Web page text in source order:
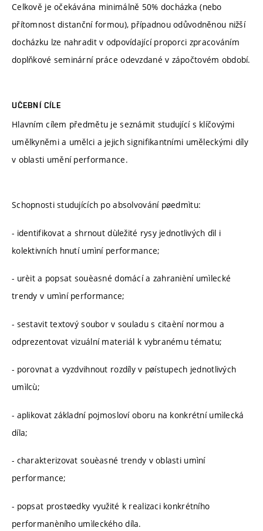
Celkově je očekávána minimálně 50% docházka (nebo
přítomnost distanční formou), případnou odůvodněnou nižší
docházku lze nahradit v odpovídající proporci zpracováním
doplňkové seminární práce odevzdané v zápočtovém období.
UČEBNÍ CÍLE
Hlavním cílem předmětu je seznámit studující s klíčovými
umělkyněmi a umělci a jejich signifikantními uměleckými díly
v oblasti umění performance.
Schopnosti studujících po absolvování pøedmìtu:
- identifikovat a shrnout dùležité rysy jednotlivých dìl i
kolektivních hnutí umìní performance;
- urèit a popsat souèasné domácí a zahranièní umìlecké
trendy v umìní performance;
- sestavit textový soubor v souladu s citaèní normou a
odprezentovat vizuální materiál k vybranému tématu;
- porovnat a vyzdvihnout rozdíly v pøístupech jednotlivých
umìlcù;
- aplikovat základní pojmosloví oboru na konkrétní umìlecká
díla;
- charakterizovat souèasné trendy v oblasti umìní
performance;
- popsat prostøedky využité k realizaci konkrétního
performanèního umìleckého díla.